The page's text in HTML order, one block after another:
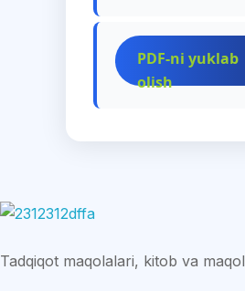
PDF-ni yuklab
olish
Tadqiqot maqolalari, kitob va